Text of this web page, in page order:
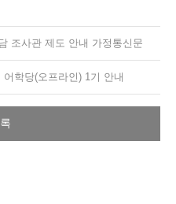
조사관 제도 안내 가정통신문
학당(오프라인) 1기 안내